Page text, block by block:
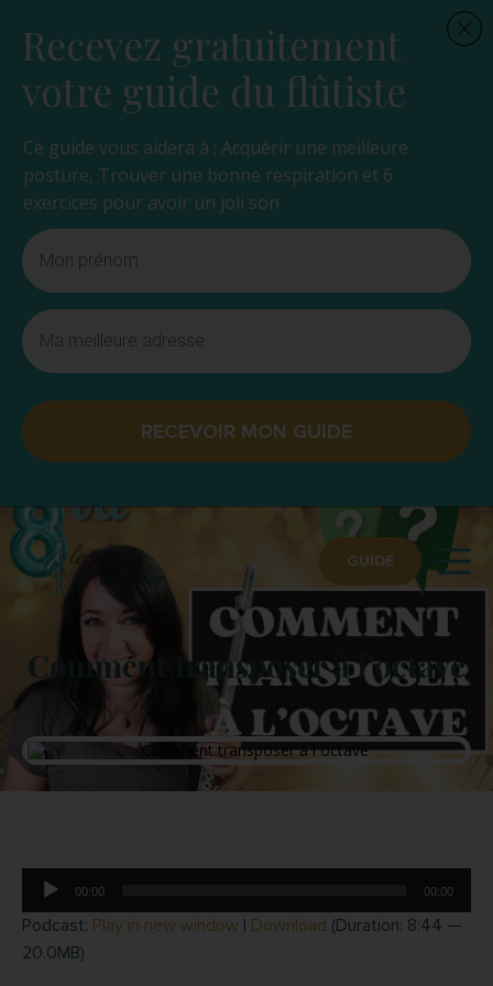
GUIDE
Comment transposer à l’octave
Lecteur
audio
00:00 00:00
Podcast: Play in new window | Download (Duration: 8:44 —
20.0MB)
Recevez gratuitement
votre guide du flûtiste
Ce guide vous aidera à : Acquérir une meilleure
posture, Trouver une bonne respiration et 6
exercices pour avoir un joli son
RECEVOIR MON GUIDE